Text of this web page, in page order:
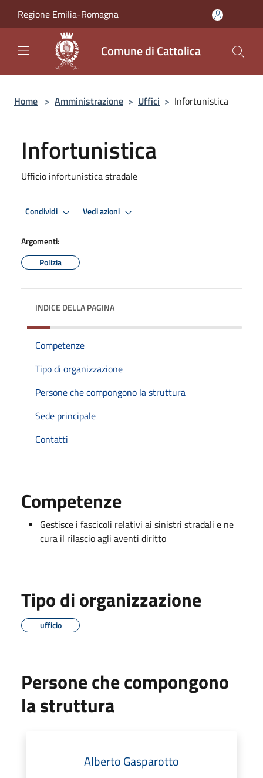
Regione Emilia-Romagna
Comune di Cattolica
Home > Amministrazione > Uffici > Infortunistica
Infortunistica
Ufficio infortunistica stradale
Condividi Vedi azioni
Argomenti:
Polizia
INDICE DELLA PAGINA
Competenze
Tipo di organizzazione
Persone che compongono la struttura
Sede principale
Contatti
Competenze
Gestisce i fascicoli relativi ai sinistri stradali e ne
cura il rilascio agli aventi diritto
Tipo di organizzazione
ufficio
Persone che compongono
la struttura
Alberto Gasparotto